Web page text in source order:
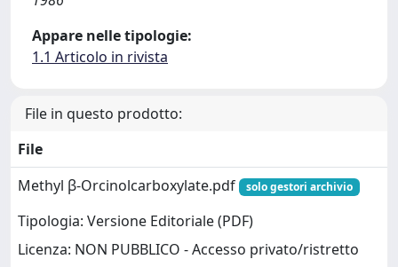
Appare nelle tipologie:
1.1 Articolo in rivista
File in questo prodotto:
File
Methyl β-Orcinolcarboxylate.pdf
solo gestori archivio
Tipologia: Versione Editoriale (PDF)
Licenza: NON PUBBLICO - Accesso privato/ristretto